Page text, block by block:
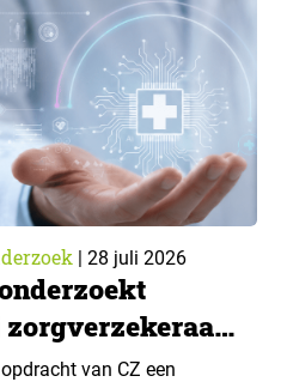
| 28 juli 2026
van CZ een